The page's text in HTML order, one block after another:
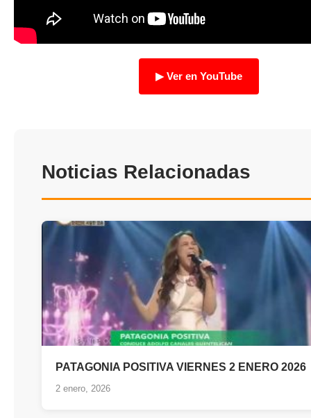
TRANSPARENCIA
▶ Ver en YouTube
Noticias Relacionadas
PATAGONIA POSITIVA VIERNES 2 ENERO 2026
2 enero, 2026